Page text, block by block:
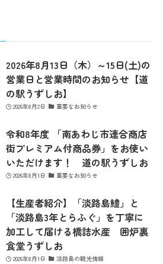
お問い合わせ
2026年8月13日（木）～15日(土)の
営業日と営業時間のお知らせ【道
の駅うずしお】
2026年8月2日 重要なお知らせ
令和8年度 「南あわじ市連合商店
街プレミアム付商品券」をお使い
いただけます！ 道の駅うずしお
2026年8月1日 重要なお知らせ
【生産者紹介】「淡路島鱧」と
「淡路島3年とらふぐ」を丁寧に
加工して届ける橋詰水産 囲炉裏
食堂うずしお
2026年8月1日 淡路島の観光情報